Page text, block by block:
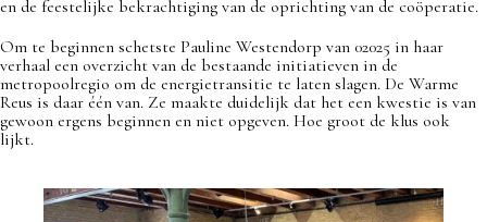
en de feestelijke bekrachtiging van de oprichting van de coöperatie.
Om te beginnen schetste Pauline Westendorp van 02025 in haar
verhaal een overzicht van de bestaande initiatieven in de
metropoolregio om de energietransitie te laten slagen. De Warme
Reus is daar één van. Ze maakte duidelijk dat het een kwestie is van
gewoon ergens beginnen en niet opgeven. Hoe groot de klus ook
lijkt.